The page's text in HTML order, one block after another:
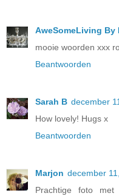
AweSomeLiving By
mooie woorden xxx
Beantwoorden
Sarah B december
How lovely! Hugs x
Beantwoorden
Marjon december
Prachtige foto met